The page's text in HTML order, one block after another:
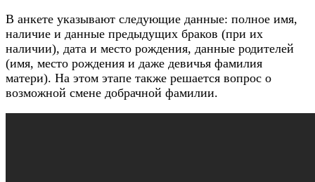
В анкете указывают следующие данные: полное имя,
наличие и данные предыдущих браков (при их
наличии), дата и место рождения, данные родителей
(имя, место рождения и даже девичья фамилия
матери). На этом этапе также решается вопрос о
возможной смене добрачной фамилии.